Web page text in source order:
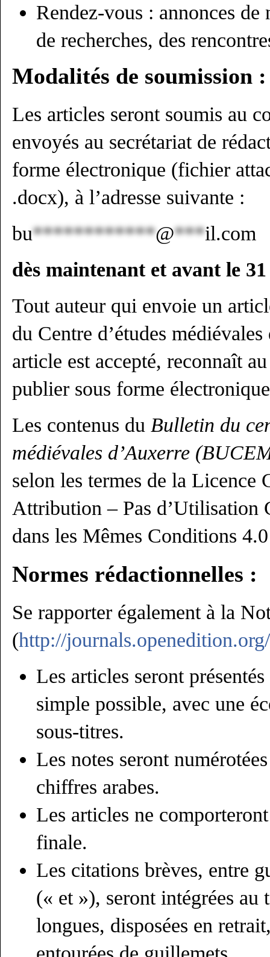
Rendez-vous : annonces
de recherches, des
Modalités de soumission :
Les articles seront soumis au
envoyés au secrétariat de
forme électronique (fichier
.docx), à l’adresse suivante :
bu************@***il.com
dès maintenant et avant le
Tout auteur qui envoie un
du Centre d’études
article est accepté, reconnaît
publier sous forme
Les contenus du Bulletin du
médiévales d’Auxerre
selon les termes de la Licence
Attribution – Pas d’Utilisation
dans les Mêmes Conditions
Normes rédactionnelles :
Se rapporter également à la
(http://
Les articles seront
simple possible, avec une
sous‐titres.
Les notes seront
chiffres arabes.
Les articles ne
finale.
Les citations brèves, entre
(« et »), seront intégrées au
longues, disposées en